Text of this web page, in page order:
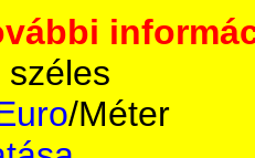
széles
/Méter